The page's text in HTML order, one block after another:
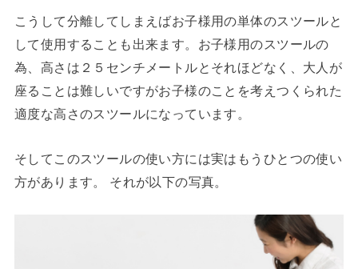
こうして分離してしまえばお子様用の単体のスツールと
して使用することも出来ます。お子様用のスツールの
為、高さは２５センチメートルとそれほどなく、大人が
座ることは難しいですがお子様のことを考えつくられた
適度な高さのスツールになっています。
そしてこのスツールの使い方には実はもうひとつの使い
方があります。 それが以下の写真。